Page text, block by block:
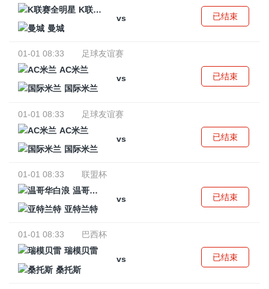
K联赛全明星
vs
曼城
已结束
01-01 08:33
足球友谊赛
AC米兰
vs
国际米兰
已结束
01-01 08:33
足球友谊赛
AC米兰
vs
国际米兰
已结束
01-01 08:33
联盟杯
温哥华白浪
vs
亚特兰特
已结束
01-01 08:33
巴西杯
瑞模贝雷
vs
桑托斯
已结束